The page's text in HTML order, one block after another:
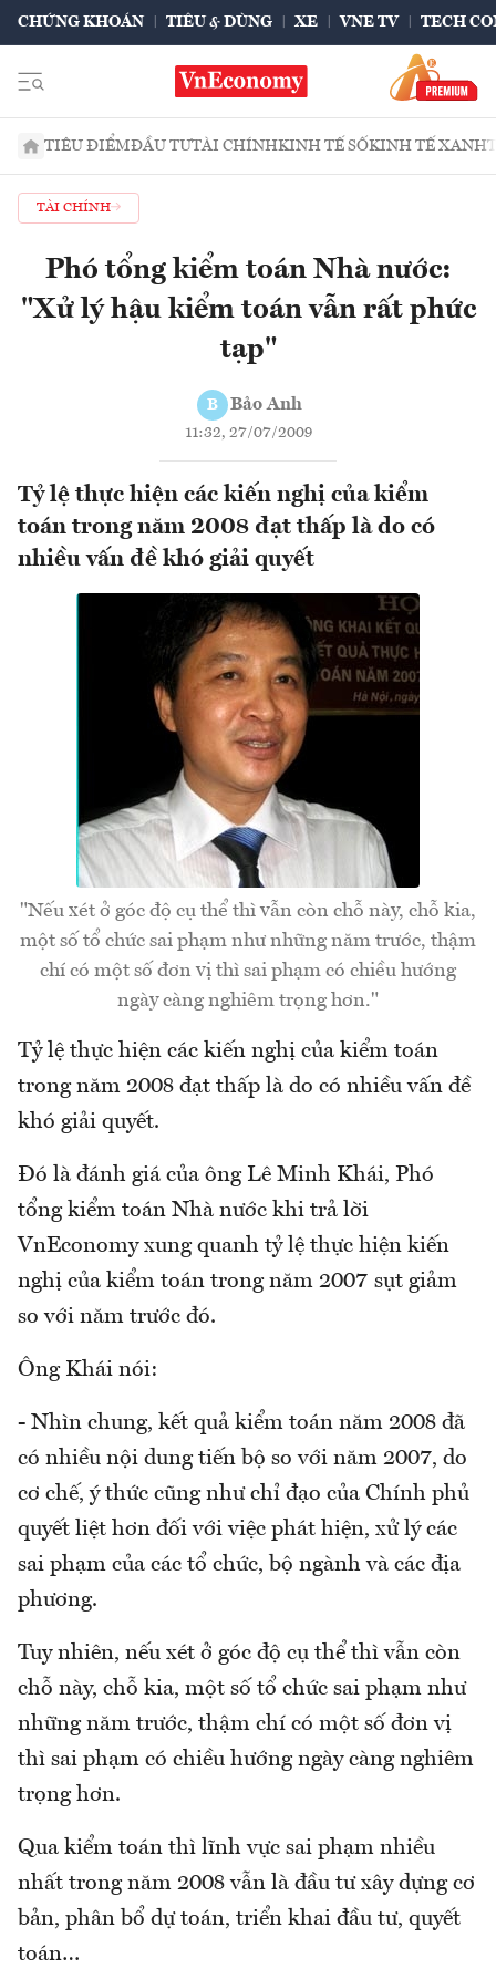
CHỨNG KHOÁN TIÊU & DÙNG XE VNE TV TECH
TIÊU ĐIỂMĐẦU TƯTÀI CHÍNHKINH TẾ SỐKINH TẾ XANH
TÀI CHÍNH
Phó tổng kiểm toán Nhà nước:
"Xử lý hậu kiểm toán vẫn rất phức
tạp"
B Bảo Anh
11:32, 27/07/2009
Tỷ lệ thực hiện các kiến nghị của kiểm
toán trong năm 2008 đạt thấp là do có
nhiều vấn đề khó giải quyết
"Nếu xét ở góc độ cụ thể thì vẫn còn chỗ này, chỗ kia,
một số tổ chức sai phạm như những năm trước, thậm
chí có một số đơn vị thì sai phạm có chiều hướng
ngày càng nghiêm trọng hơn."
Tỷ lệ thực hiện các kiến nghị của kiểm toán
trong năm 2008 đạt thấp là do có nhiều vấn đề
khó giải quyết.
Đó là đánh giá của ông Lê Minh Khái, Phó
tổng kiểm toán Nhà nước khi trả lời
VnEconomy xung quanh tỷ lệ thực hiện kiến
nghị của kiểm toán trong năm 2007 sụt giảm
so với năm trước đó.
Ông Khái nói:
- Nhìn chung, kết quả kiểm toán năm 2008 đã
có nhiều nội dung tiến bộ so với năm 2007, do
cơ chế, ý thức cũng như chỉ đạo của Chính phủ
quyết liệt hơn đối với việc phát hiện, xử lý các
sai phạm của các tổ chức, bộ ngành và các địa
phương.
Tuy nhiên, nếu xét ở góc độ cụ thể thì vẫn còn
chỗ này, chỗ kia, một số tổ chức sai phạm như
những năm trước, thậm chí có một số đơn vị
thì sai phạm có chiều hướng ngày càng nghiêm
trọng hơn.
Qua kiểm toán thì lĩnh vực sai phạm nhiều
nhất trong năm 2008 vẫn là đầu tư xây dựng cơ
bản, phân bổ dự toán, triển khai đầu tư, quyết
toán…